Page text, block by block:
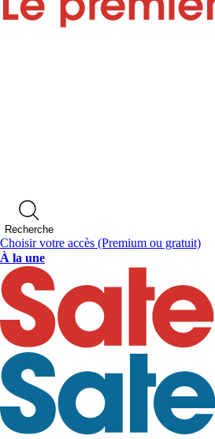
Recherche
Choisir votre accès (Premium ou gratuit)
À la une